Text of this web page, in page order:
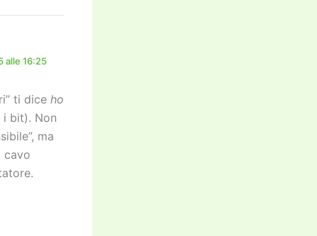
alle 16:25
ti dice ho
i bit). Non
ma
cavo